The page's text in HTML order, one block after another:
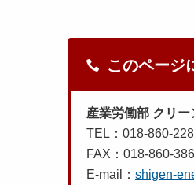
このページ
産業労働部 クリ
TEL：018-860-
FAX：018-860-
E-mail： shigen-